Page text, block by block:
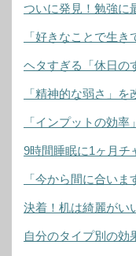
ついに発見！勉強に
「好きなことで生
ヘタすぎる「休日の
「精神的な弱さ」
「インプットの効
9時間睡眠に1ヶ月チ
「今から間に合い
決着！机は綺麗がい
自分のタイプ別の効